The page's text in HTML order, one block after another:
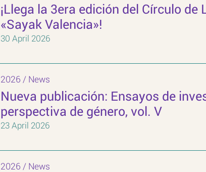
¡Llega la 3era edición del Círculo de
«Sayak Valencia»!
30 April 2026
2026 / News
Nueva publicación: Ensayos de
perspectiva de género, vol. V
23 April 2026
2026 / News